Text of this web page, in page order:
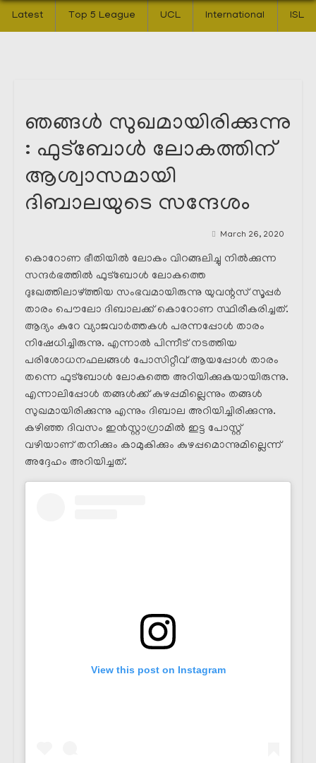
Latest Top 5 League UCL International ISL
ഞങ്ങൾ സുഖമായിരിക്കുന്നു
: ഫുട്ബോൾ ലോകത്തിന്
ആശ്വാസമായി
ദിബാലയുടെ സന്ദേശം
March 26, 2020
കൊറോണ ഭീതിയിൽ ലോകം വിറങ്ങലിച്ചു നിൽക്കുന്ന
സന്ദർഭത്തിൽ ഫുട്ബോൾ ലോകത്തെ
ദുഃഖത്തിലാഴ്ത്തിയ സംഭവമായിരുന്നു യുവന്റസ് സൂപ്പർ
താരം പൌലോ ദിബാലക്ക് കൊറോണ സ്ഥിരീകരിച്ചത്.
ആദ്യം കുറേ വ്യാജവാർത്തകൾ പരന്നപ്പോൾ താരം
നിഷേധിച്ചിരുന്നു. എന്നാൽ പിന്നീട് നടത്തിയ
പരിശോധനഫലങ്ങൾ പോസിറ്റീവ് ആയപ്പോൾ താരം
തന്നെ ഫുട്ബോൾ ലോകത്തെ അറിയിക്കുകയായിരുന്നു.
എന്നാലിപ്പോൾ തങ്ങൾക്ക് കുഴപ്പമില്ലെന്നും തങ്ങൾ
സുഖമായിരിക്കുന്നു എന്നും ദിബാല അറിയിച്ചിരിക്കുന്നു.
കഴിഞ്ഞ ദിവസം ഇൻസ്റ്റാഗ്രാമിൽ ഇട്ട പോസ്റ്റ്‌
വഴിയാണ് തനിക്കും കാമുകിക്കും കുഴപ്പമൊന്നുമില്ലെന്ന്
അദ്ദേഹം അറിയിച്ചത്.
View this post on Instagram